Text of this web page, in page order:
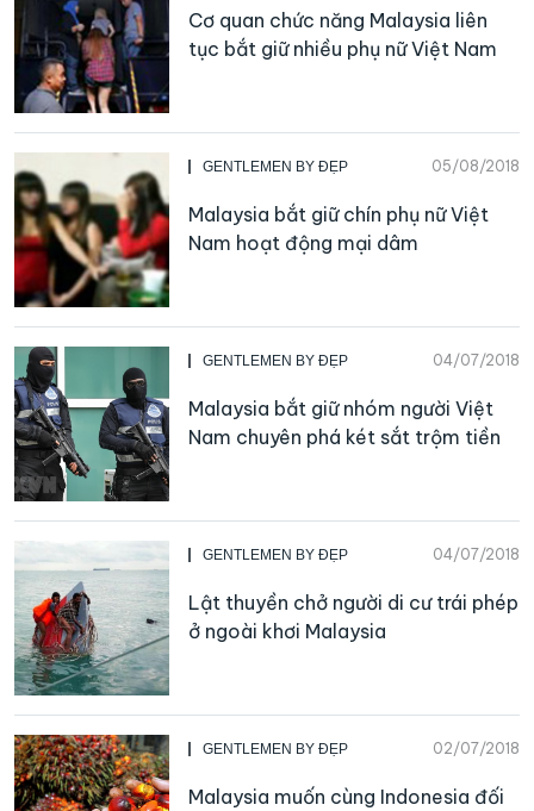
Cơ quan chức năng Malaysia liên
tục bắt giữ nhiều phụ nữ Việt Nam
GENTLEMEN BY ĐẸP 05/08/2018
Malaysia bắt giữ chín phụ nữ Việt
Nam hoạt động mại dâm
GENTLEMEN BY ĐẸP 04/07/2018
Malaysia bắt giữ nhóm người Việt
Nam chuyên phá két sắt trộm tiền
GENTLEMEN BY ĐẸP 04/07/2018
Lật thuyền chở người di cư trái phép
ở ngoài khơi Malaysia
GENTLEMEN BY ĐẸP 02/07/2018
Malaysia muốn cùng Indonesia đối